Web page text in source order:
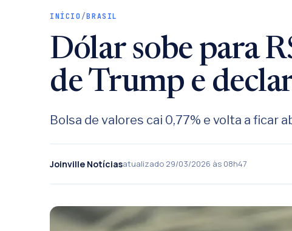
INÍCIO /BRASIL
Dólar sobe para
de Trump e
Bolsa de valores cai 0,77% e volta a ficar
Joinville Notíciasatualizado 29/03/2026 às 08h47